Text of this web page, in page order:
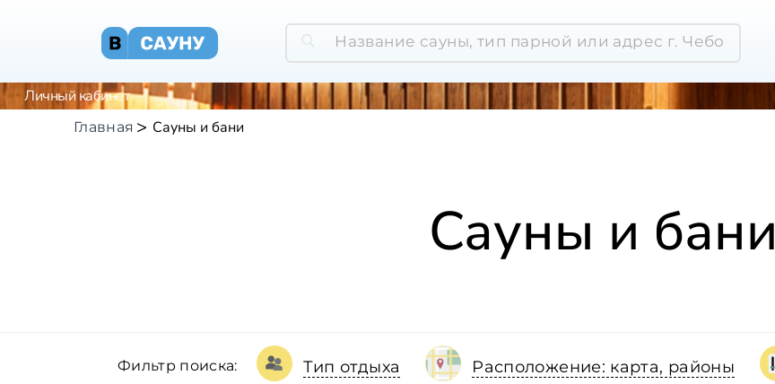
Личный кабинет
Главная Сауны и бани
Сауны и бани
Фильтр поиска: Тип отдыха Расположение: карта, районы